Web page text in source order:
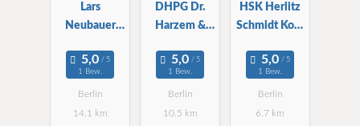
Lars
Neubauer
, WP
1 Bew.
Berlin
14.1 km
DHPG Dr.
Harzem &
WPG StBG
Berlin
1 Bew.
Berlin
10.5 km
HSK Herlitz
Schmidt Kopf
1 Bew.
Berlin
6.7 km